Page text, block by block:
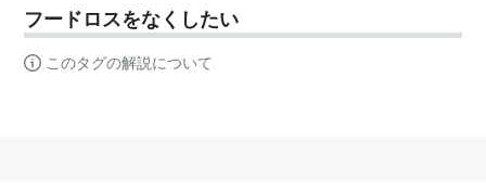
フードロスをなくしたい
このタグの解説について